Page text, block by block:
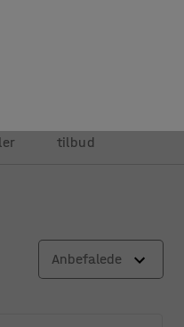
tilbud
Anbefalede